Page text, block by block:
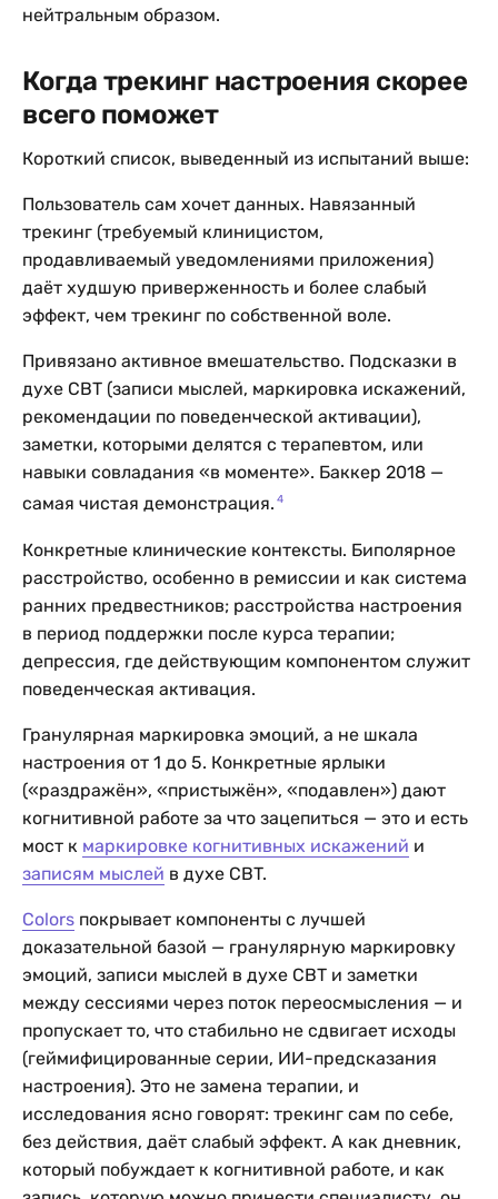
нейтральным образом.
Когда трекинг настроения скорее
всего поможет
Короткий список, выведенный из испытаний выше:
Пользователь сам хочет данных. Навязанный
трекинг (требуемый клиницистом,
продавливаемый уведомлениями приложения)
даёт худшую приверженность и более слабый
эффект, чем трекинг по собственной воле.
Привязано активное вмешательство. Подсказки в
духе CBT (записи мыслей, маркировка искажений,
рекомендации по поведенческой активации),
заметки, которыми делятся с терапевтом, или
навыки совладания «в моменте». Баккер 2018 —
самая чистая демонстрация. 4
Конкретные клинические контексты. Биполярное
расстройство, особенно в ремиссии и как система
ранних предвестников; расстройства настроения
в период поддержки после курса терапии;
депрессия, где действующим компонентом служит
поведенческая активация.
Гранулярная маркировка эмоций, а не шкала
настроения от 1 до 5. Конкретные ярлыки
(«раздражён», «пристыжён», «подавлен») дают
когнитивной работе за что зацепиться — это и есть
мост к маркировке когнитивных искажений и
записям мыслей в духе CBT.
Colors покрывает компоненты с лучшей
доказательной базой — гранулярную маркировку
эмоций, записи мыслей в духе CBT и заметки
между сессиями через поток переосмысления — и
пропускает то, что стабильно не сдвигает исходы
(геймифицированные серии, ИИ-предсказания
настроения). Это не замена терапии, и
исследования ясно говорят: трекинг сам по себе,
без действия, даёт слабый эффект. А как дневник,
который побуждает к когнитивной работе, и как